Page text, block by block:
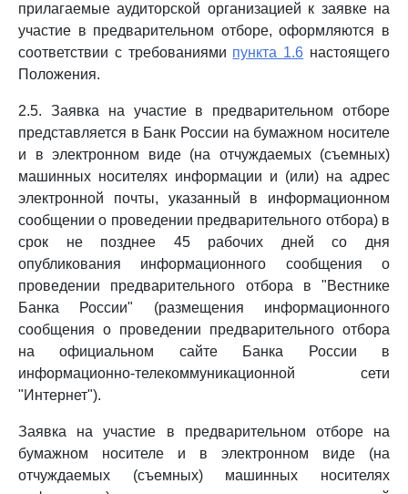
прилагаемые аудиторской организацией к заявке на
участие в предварительном отборе, оформляются в
соответствии с требованиями пункта 1.6 настоящего
Положения.
2.5. Заявка на участие в предварительном отборе
представляется в Банк России на бумажном носителе
и в электронном виде (на отчуждаемых (съемных)
машинных носителях информации и (или) на адрес
электронной почты, указанный в информационном
сообщении о проведении предварительного отбора) в
срок не позднее 45 рабочих дней со дня
опубликования информационного сообщения о
проведении предварительного отбора в "Вестнике
Банка России" (размещения информационного
сообщения о проведении предварительного отбора
на официальном сайте Банка России в
информационно-телекоммуникационной сети
"Интернет").
Заявка на участие в предварительном отборе на
бумажном носителе и в электронном виде (на
отчуждаемых (съемных) машинных носителях